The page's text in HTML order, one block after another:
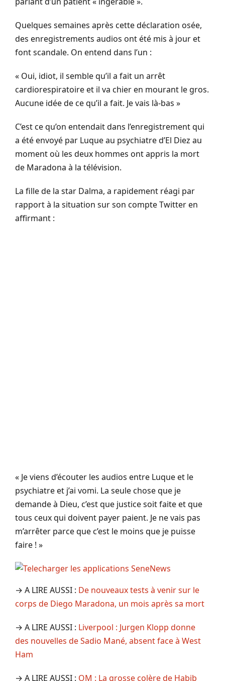
Quelques semaines après cette déclaration osée,
des enregistrements audios ont été mis à jour et
font scandale. On entend dans l’un :
« Oui, idiot, il semble qu’il a fait un arrêt
cardiorespiratoire et il va chier en mourant le gros.
Aucune idée de ce qu’il a fait. Je vais là-bas »
C’est ce qu’on entendait dans l’enregistrement qui
a été envoyé par Luque au psychiatre d’El Diez au
moment où les deux hommes ont appris la mort
de Maradona à la télévision.
La fille de la star Dalma, a rapidement réagi par
rapport à la situation sur son compte Twitter en
affirmant :
« Je viens d’écouter les audios entre Luque et le
psychiatre et j’ai vomi. La seule chose que je
demande à Dieu, c’est que justice soit faite et que
tous ceux qui doivent payer paient. Je ne vais pas
m’arrêter parce que c’est le moins que je puisse
faire ! »
→ A LIRE AUSSI : De nouveaux tests à venir sur le
corps de Diego Maradona, un mois après sa mort
→ A LIRE AUSSI : Liverpool : Jurgen Klopp donne
des nouvelles de Sadio Mané, absent face à West
Ham
→ A LIRE AUSSI : OM : La grosse colère de Habib